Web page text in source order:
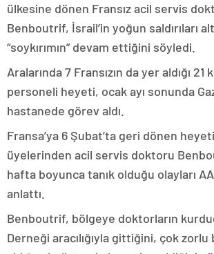
ülkesine dönen Fransız acil servis
Benboutrif, İsrail’in yoğun saldırıları
“soykırımın” devam ettiğini söyledi.
Aralarında 7 Fransızın da yer aldığı 21
personeli heyeti, ocak ayı sonunda
hastanede görev aldı.
Fransa’ya 6 Şubat’ta geri dönen
üyelerinden acil servis doktoru
hafta boyunca tanık olduğu olayları
anlattı.
Benboutrif, bölgeye doktorların
Derneği aracılığıyla gittiğini, çok